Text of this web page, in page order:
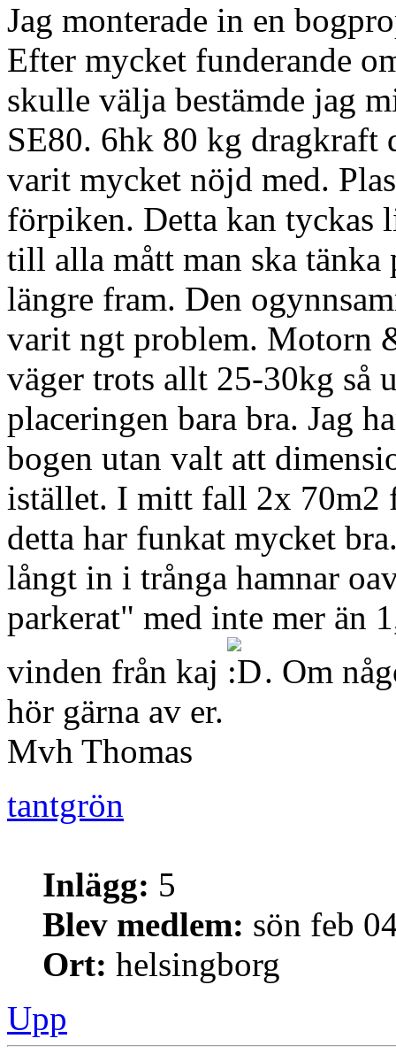
Jag monterade in en
Efter mycket funderande
skulle välja bestämde jag
SE80. 6hk 80 kg dragkraft
varit mycket nöjd med.
förpiken. Detta kan tyckas
till alla mått man ska tänka
längre fram. Den
varit ngt problem. Motorn
väger trots allt 25-30kg så
placeringen bara bra. Jag
bogen utan valt att
istället. I mitt fall 2x 70m2
detta har funkat mycket
långt in i trånga hamnar
parkerat" med inte mer än
vinden från kaj
. Om
hör gärna av er.
Mvh Thomas
tantgrön
Inlägg: 5
Blev medlem: sön feb
Ort: helsingborg
Upp